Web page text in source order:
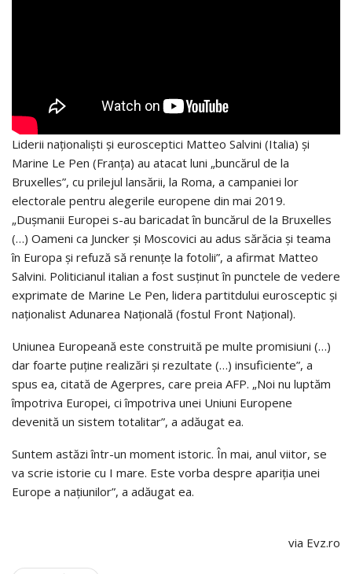
Liderii naționalişti şi eurosceptici Matteo Salvini (Italia) şi
Marine Le Pen (Franța) au atacat luni „buncărul de la
Bruxelles”, cu prilejul lansării, la Roma, a campaniei lor
electorale pentru alegerile europene din mai 2019.
„Duşmanii Europei s-au baricadat în buncărul de la Bruxelles
(…) Oameni ca Juncker şi Moscovici au adus sărăcia şi teama
în Europa şi refuză să renunțe la fotolii”, a afirmat Matteo
Salvini. Politicianul italian a fost susținut în punctele de vedere
exprimate de Marine Le Pen, lidera partitdului eurosceptic şi
naționalist Adunarea Națională (fostul Front Național).
Uniunea Europeană este construită pe multe promisiuni (…)
dar foarte puține realizări şi rezultate (…) insuficiente”, a
spus ea, citată de Agerpres, care preia AFP. „Noi nu luptăm
împotriva Europei, ci împotriva unei Uniuni Europene
devenită un sistem totalitar”, a adăugat ea.
Suntem astăzi într-un moment istoric. În mai, anul viitor, se
va scrie istorie cu I mare. Este vorba despre apariția unei
Europe a națiunilor”, a adăugat ea.
via Evz.ro